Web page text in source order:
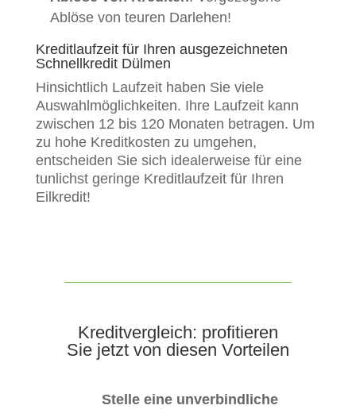
Ablöse von teuren Darlehen!
Kreditlaufzeit für Ihren ausgezeichneten
Schnellkredit Dülmen
Hinsichtlich Laufzeit haben Sie viele
Auswahlmöglichkeiten. Ihre Laufzeit kann
zwischen 12 bis 120 Monaten betragen. Um
zu hohe Kreditkosten zu umgehen,
entscheiden Sie sich idealerweise für eine
tunlichst geringe Kreditlaufzeit für Ihren
Eilkredit!
Kreditvergleich: profitieren
Sie jetzt von diesen Vorteilen
Stelle eine unverbindliche